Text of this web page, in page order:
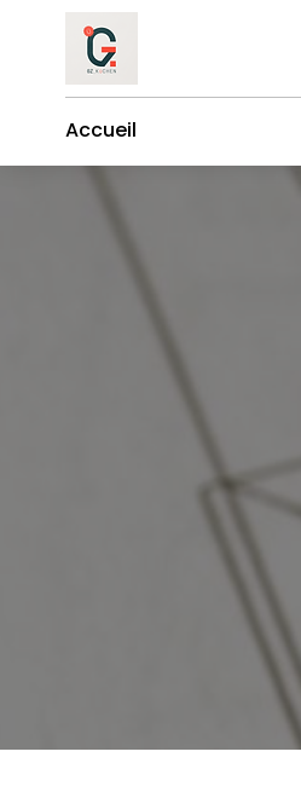
Accueil